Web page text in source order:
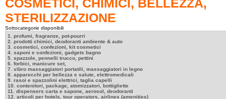
COSMETICI, CHIMICI, BELLEZZA,
STERILIZZAZIONE
Sottocategorie disponibili
1. profumi, fragranze, pot-pourri
2. prodotti chimici, deodoranti ambiente & auto
3. cosmetici, confezioni, kit cosmetici
4. saponi e confezioni, gadgets bagno
5. spazzole, pennelli trucco, pettini
6. forbici, manicure set,
7. vibro massaggiatori portatili, massaggiatori in legno
8. apparecchi per bellezza e salute, elettromedicali
9. rasoi e spazzolini elettrici, taglia capelli
10. contenitori, package, atomizzatori, bottigliette
11. dispensers carta e sapone, aerosol, deodoranti
12. articoli per hotels, tour operators, airlines (amenities)